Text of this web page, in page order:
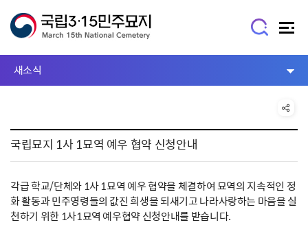
새소식
국립묘지 1사 1묘역 예우 협약 신청안내
각급 학교/단체와 1사 1묘역 예우 협약을 체결하여 묘역의 지속적인 정
화 활동과 민주영령들의 값진 희생을 되새기고 나라사랑하는 마음을 실
천하기 위한 1사1묘역 예우협약 신청안내를 받습니다.